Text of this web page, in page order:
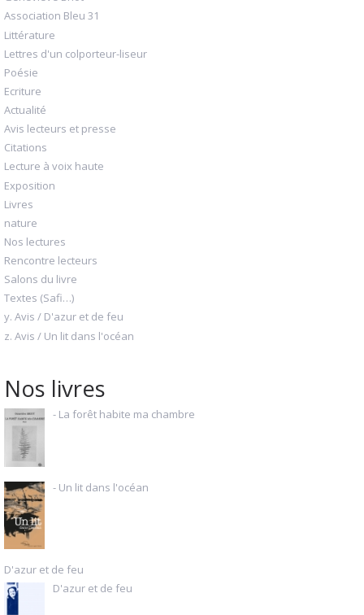
Association Bleu 31
Littérature
Lettres d'un colporteur-liseur
Poésie
Ecriture
Actualité
Avis lecteurs et presse
Citations
Lecture à voix haute
Exposition
Livres
nature
Nos lectures
Rencontre lecteurs
Salons du livre
Textes (Safi…)
y. Avis / D'azur et de feu
z. Avis / Un lit dans l'océan
Nos livres
- La forêt habite ma chambre
- Un lit dans l'océan
D'azur et de feu
D'azur et de feu